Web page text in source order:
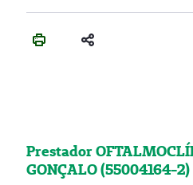
Prestador
GONÇALO (55004164-2)